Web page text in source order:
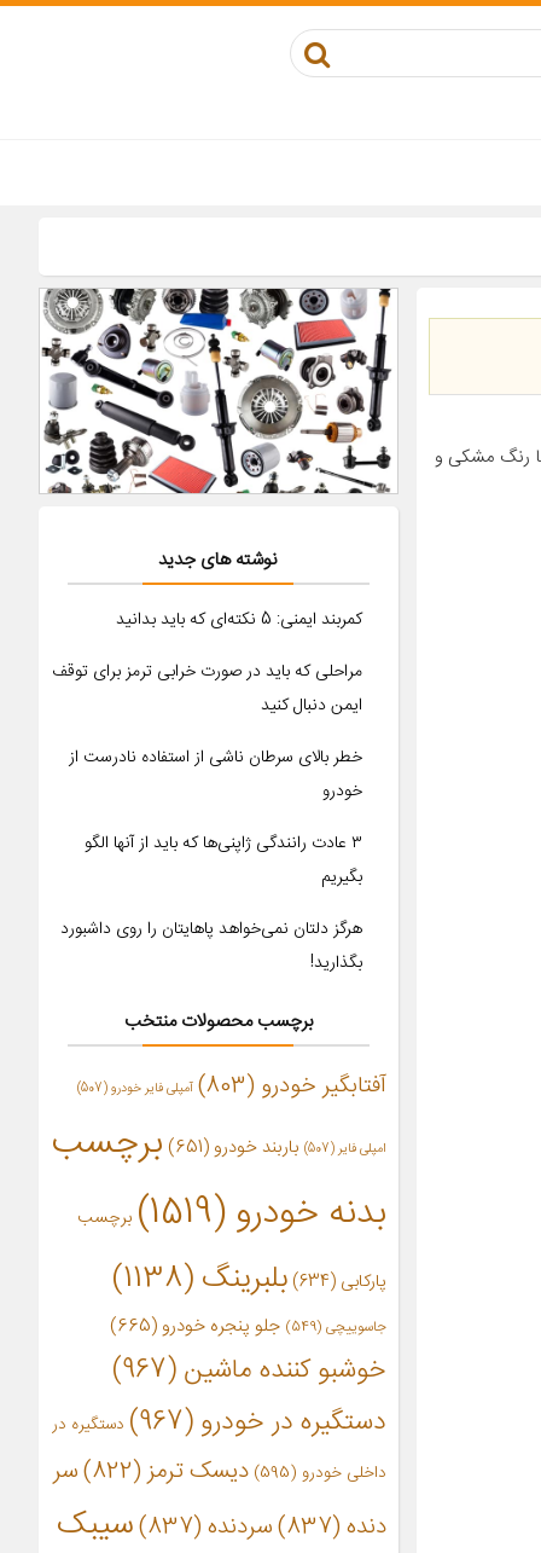
رنگ مشکی و
نوشته های جدید
کمربند ایمنی: 5 نکته‌ای که باید بدانید
مراحلی که باید در صورت خرابی ترمز برای توقف
ایمن دنبال کنید
خطر بالای سرطان ناشی از استفاده نادرست از
خودرو
۳ عادت رانندگی ژاپنی‌ها که باید از آنها الگو
بگیریم
هرگز دلتان نمی‌خواهد پاهایتان را روی داشبورد
بگذارید!
برچسب محصولات منتخب
آفتابگیر خودرو (803) آمپلی فایر خودرو(507)
امپلی فایر (507) باربند خودرو(651)
برچسب
بدنه خودرو(1519) برچسب
پارکابی (634) بلبرینگ(1138)
جاسوییچی (549) جلو پنجره خودرو (665)
خوشبو کننده ماشین(967)
دستگیره در خودرو(967)
دستگیره در
داخلی خودرو (595) دیسک ترمز(822)
سر
دنده(837) سردنده(837)
سیبک